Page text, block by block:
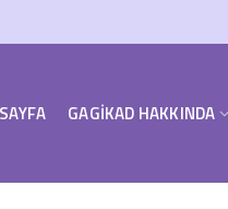
GAGİKAD HAKKINDA